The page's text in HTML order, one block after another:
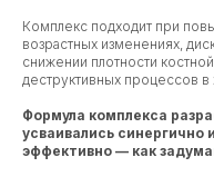
Комплекс подходит при
возрастных изменениях,
снижении плотности
деструктивных процессов
Формула комплекса
усваивались синергично
эффективно — как